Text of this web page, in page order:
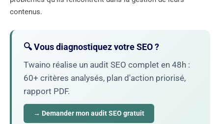
contenus.
🔍 Vous diagnostiquez votre SEO ?
Twaino réalise un audit SEO complet en 48h :
60+ critères analysés, plan d'action priorisé,
rapport PDF.
→ Demander mon audit SEO gratuit